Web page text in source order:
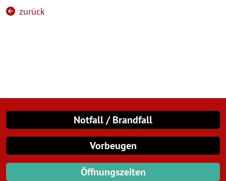
zurück
Notfall / Brandfall
Vorbeugen
Öffnungszeiten